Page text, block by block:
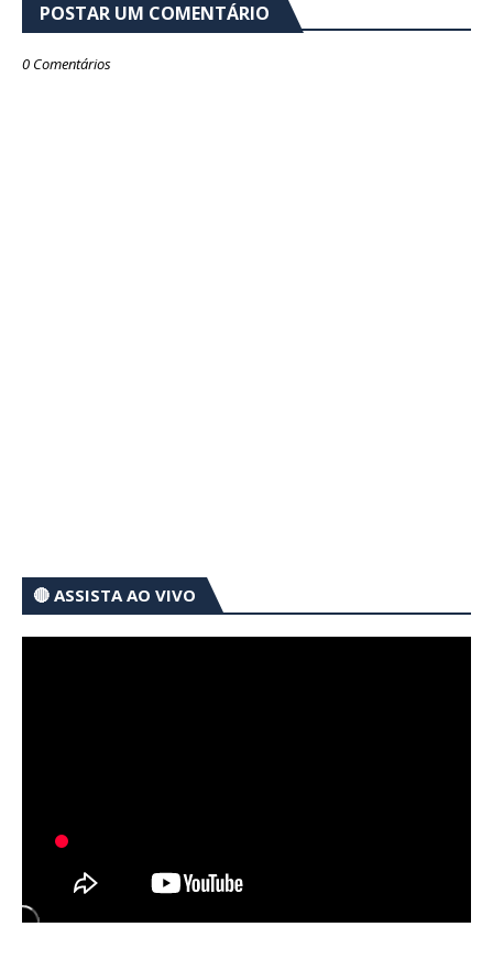
POSTAR UM COMENTÁRIO
0 Comentários
🔴 ASSISTA AO VIVO